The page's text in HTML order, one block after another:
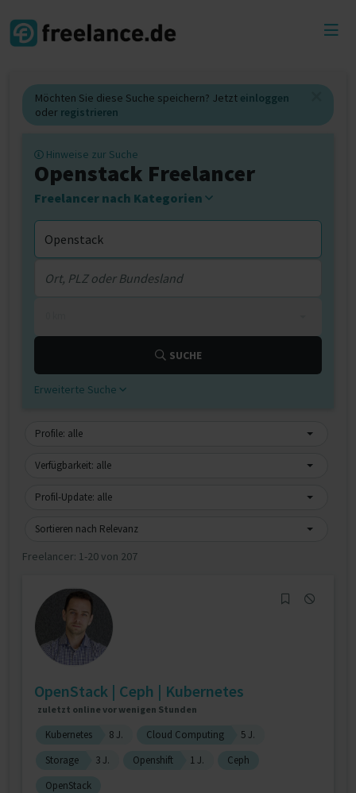
Möchten Sie diese Suche speichern? Jetzt einloggen
oder registrieren
Hinweise zur Suche
Openstack Freelancer
Freelancer nach Kategorien
SUCHE
Erweiterte Suche
Profile: alle
Verfügbarkeit: alle
Profil-Update: alle
Sortieren nach Relevanz
Freelancer: 1-20 von 207
OpenStack | Ceph | Kubernetes
zuletzt online vor wenigen Stunden
Kubernetes 8 J. Cloud Computing
5 J.
Storage
3 J. Openshift 1 J.
Ceph
OpenStack